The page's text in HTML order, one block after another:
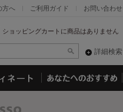
お問い合わせ
ご利用ガイド
方へ
ショッピングカートに商品はありません
詳細検索